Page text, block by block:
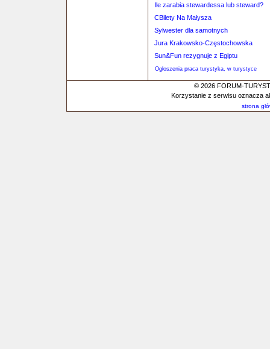
Ile zarabia stewardessa lub steward?
CBilety Na Małysza
Sylwester dla samotnych
Jura Krakowsko-Częstochowska
Sun&Fun rezygnuje z Egiptu
Ogłoszenia praca turystyka, w turystyce
© 2026 FORUM-
Korzystanie z serwisu oznacza
strona